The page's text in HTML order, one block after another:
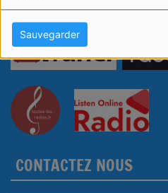
Sauvegarder
CONTACTEZ NOUS